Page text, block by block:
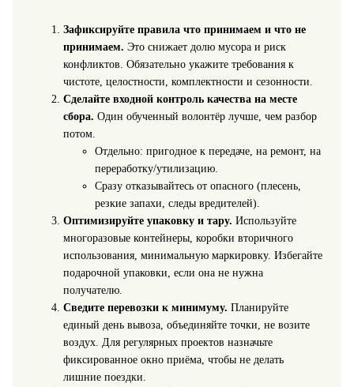
Зафиксируйте правила что принимаем и что не
принимаем. Это снижает долю мусора и риск
конфликтов. Обязательно укажите требования к
чистоте, целостности, комплектности и сезонности.
Сделайте входной контроль качества на месте
сбора. Один обученный волонтёр лучше, чем разбор
потом.
Отдельно: пригодное к передаче, на ремонт, на
переработку/утилизацию.
Сразу отказывайтесь от опасного (плесень,
резкие запахи, следы вредителей).
Оптимизируйте упаковку и тару. Используйте
многоразовые контейнеры, коробки вторичного
использования, минимальную маркировку. Избегайте
подарочной упаковки, если она не нужна
получателю.
Сведите перевозки к минимуму. Планируйте
единый день вывоза, объединяйте точки, не возите
воздух. Для регулярных проектов назначьте
фиксированное окно приёма, чтобы не делать
лишние поездки.